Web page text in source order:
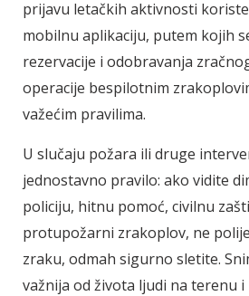
prijavu letačkih aktivnosti koriste
mobilnu aplikaciju, putem kojih
rezervacije i odobravanja
operacije bespilotnim
važećim pravilima.
U slučaju požara ili druge
jednostavno pravilo: ako vidite
policiju, hitnu pomoć, civilnu
protupožarni zrakoplov, ne
zraku, odmah sigurno sletite.
važnija od života ljudi na terenu i